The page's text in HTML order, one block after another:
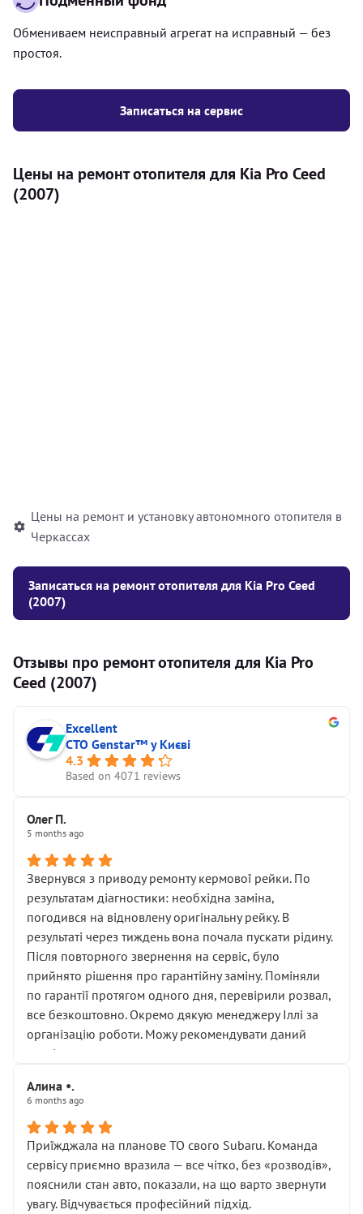
Записаться на сервис
Обмениваем неисправный агрегат на исправный — без
простоя.
Цены на ремонт отопителя для Kia Pro Ceed
(2007)
Цены на ремонт и установку автономного отопителя в
Черкассах
Записаться на ремонт отопителя для Kia Pro Ceed
(2007)
Отзывы про ремонт отопителя для Kia Pro
Ceed (2007)
Excellent
СТО Genstar™ у Києві
4.3
Based on 4071 reviews
Олег П.
5 months ago
Звернувся з приводу ремонту кермової рейки. По
результатам діагностики: необхідна заміна,
погодився на відновлену оригінальну рейку. В
результаті через тиждень вона почала пускати рідину.
Після повторного звернення на сервіс, було
прийнято рішення про гарантійну заміну. Поміняли
по гарантії протягом одного дня, перевірили розвал,
все безкоштовно. Окремо дякую менеджеру Іллі за
організацію роботи. Можу рекомендувати даний
сервіс.
Алина •.
6 months ago
Приїжджала на планове ТО свого Subaru. Команда
сервісу приємно вразила — все чітко, без «розводів»,
пояснили стан авто, показали, на що варто звернути
увагу. Відчувається професійний підхід.